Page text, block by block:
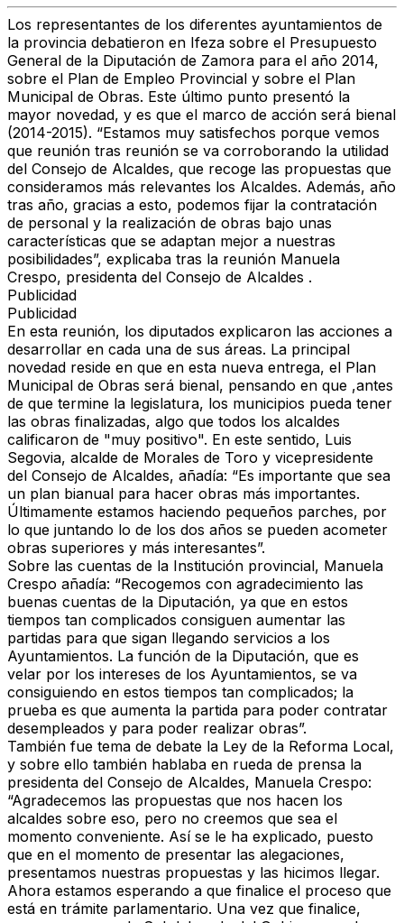
Los representantes de los diferentes ayuntamientos de
la provincia debatieron en Ifeza sobre el Presupuesto
General de la Diputación de Zamora para el año 2014,
sobre el Plan de Empleo Provincial y sobre el Plan
Municipal de Obras. Este último punto presentó la
mayor novedad, y es que el marco de acción será bienal
(2014-2015). “Estamos muy satisfechos porque vemos
que reunión tras reunión se va corroborando la utilidad
del Consejo de Alcaldes, que recoge las propuestas que
consideramos más relevantes los Alcaldes. Además, año
tras año, gracias a esto, podemos fijar la contratación
de personal y la realización de obras bajo unas
características que se adaptan mejor a nuestras
posibilidades”, explicaba tras la reunión Manuela
Crespo, presidenta del Consejo de Alcaldes .
Publicidad
Publicidad
En esta reunión, los diputados explicaron las acciones a
desarrollar en cada una de sus áreas. La principal
novedad reside en que en esta nueva entrega, el Plan
Municipal de Obras será bienal, pensando en que ,antes
de que termine la legislatura, los municipios pueda tener
las obras finalizadas, algo que todos los alcaldes
calificaron de "muy positivo". En este sentido, Luis
Segovia, alcalde de Morales de Toro y vicepresidente
del Consejo de Alcaldes, añadía: “Es importante que sea
un plan bianual para hacer obras más importantes.
Últimamente estamos haciendo pequeños parches, por
lo que juntando lo de los dos años se pueden acometer
obras superiores y más interesantes”.
Sobre las cuentas de la Institución provincial, Manuela
Crespo añadía: “Recogemos con agradecimiento las
buenas cuentas de la Diputación, ya que en estos
tiempos tan complicados consiguen aumentar las
partidas para que sigan llegando servicios a los
Ayuntamientos. La función de la Diputación, que es
velar por los intereses de los Ayuntamientos, se va
consiguiendo en estos tiempos tan complicados; la
prueba es que aumenta la partida para poder contratar
desempleados y para poder realizar obras”.
También fue tema de debate la Ley de la Reforma Local,
y sobre ello también hablaba en rueda de prensa la
presidenta del Consejo de Alcaldes, Manuela Crespo:
“Agradecemos las propuestas que nos hacen los
alcaldes sobre eso, pero no creemos que sea el
momento conveniente. Así se le ha explicado, puesto
que en el momento de presentar las alegaciones,
presentamos nuestras propuestas y las hicimos llegar.
Ahora estamos esperando a que finalice el proceso que
está en trámite parlamentario. Una vez que finalice,